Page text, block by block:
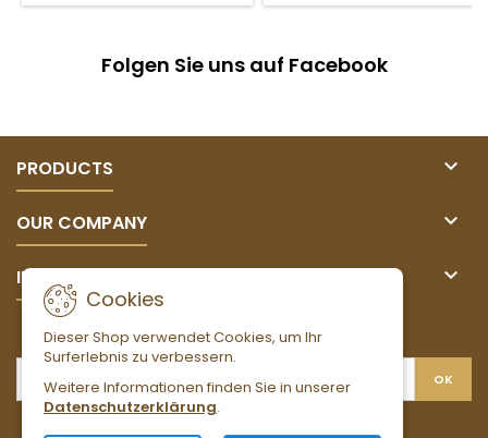
Folgen Sie uns auf Facebook
PRODUCTS 
OUR COMPANY 
IHR KONTO 
Cookies
Dieser Shop verwendet Cookies, um Ihr
Surferlebnis zu verbessern.
Weitere Informationen finden Sie in unserer
Datenschutzerklärung.
NEWSLETTER